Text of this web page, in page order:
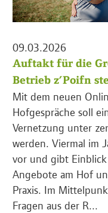
09.03.2026
Auftakt für die
Betrieb z’Poifn
Mit dem neuen
Hofgespräche soll
Vernetzung unter
werden. Viermal im
vor und gibt
Angebote am Hof
Praxis. Im
Fragen aus der R...